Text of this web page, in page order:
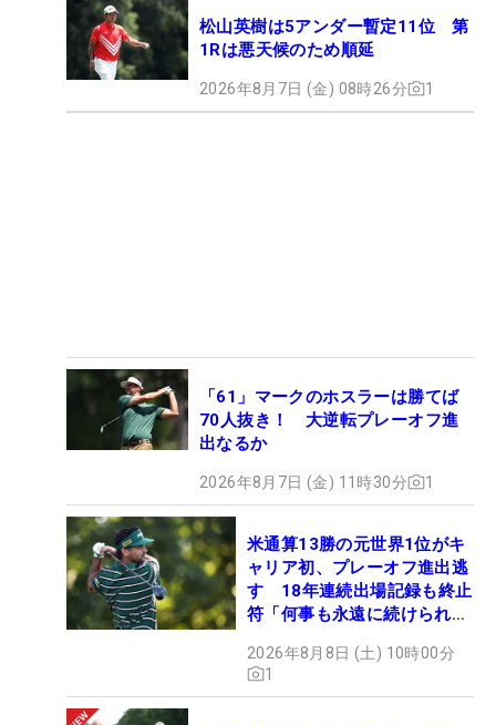
松山英樹は5アンダー暫定11位 第
1Rは悪天候のため順延
2026年8月7日 (金) 08時26分 1
「61」マークのホスラーは勝てば
70人抜き！ 大逆転プレーオフ進
出なるか
2026年8月7日 (金) 11時30分 1
米通算13勝の元世界1位がキ
ャリア初、プレーオフ進出逃
す 18年連続出場記録も終止
符「何事も永遠に続けられな
2026年8月8日 (土) 10時00分
1